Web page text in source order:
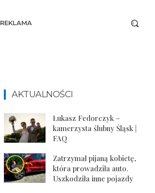
REKLAMA
AKTUALNOŚCI
Łukasz Fedorczyk –
kamerzysta ślubny Śląsk |
FAQ
Zatrzymał pijaną kobietę,
która prowadziła auto.
Uszkodziła inne pojazdy